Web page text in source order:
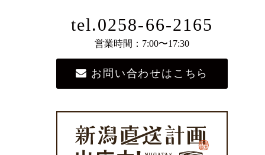
tel.0258-66-2165
営業時間：7:00〜17:30
お問い合わせはこちら